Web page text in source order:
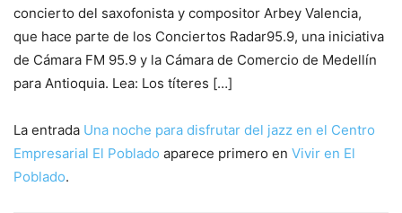
concierto del saxofonista y compositor Arbey Valencia,
que hace parte de los Conciertos Radar95.9, una iniciativa
de Cámara FM 95.9 y la Cámara de Comercio de Medellín
para Antioquia. Lea: Los títeres […]
La entrada Una noche para disfrutar del jazz en el Centro
Empresarial El Poblado aparece primero en Vivir en El
Poblado.